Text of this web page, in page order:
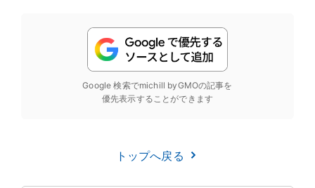
Google 検索でmichill byGMOの記事を
優先表示することができます
トップへ戻る